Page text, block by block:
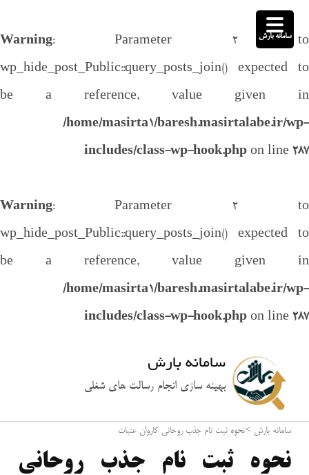
Warning: Parameter 2 to
wp_hide_post_Public::query_posts_join() expected to
be a reference, value given in
/home/masirta1/baresh.masirtalabe.ir/wp-
includes/class-wp-hook.php on line 287
Warning: Parameter 2 to
wp_hide_post_Public::query_posts_join() expected to
be a reference, value given in
/home/masirta1/baresh.masirtalabe.ir/wp-
includes/class-wp-hook.php on line 287
سامانه بارش
بهینه سازی انجام رسالت های شغلی
سامانه بارش >نحوه ثبت نام جذب روحانی کاروان عتبات
نحوه ثبت نام جذب روحانی
سامانه بارش